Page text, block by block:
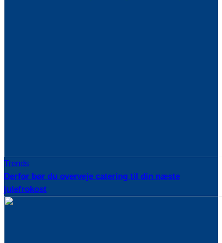
Trends
Derfor bør du overveje catering til din næste
julefrokost